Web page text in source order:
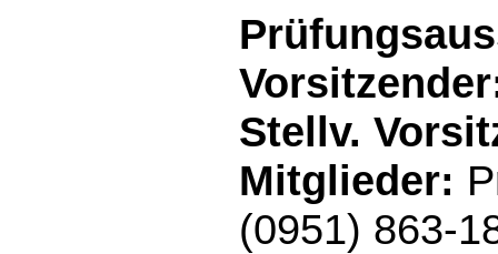
Stellv.
Mitglieder:
(0951) 863-